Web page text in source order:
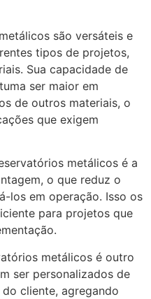
são versáteis e
tipos de projetos,
Sua capacidade de
ser maior em
de outros materiais, o
que exigem
metálicos é a
o que reduz o
los em operação. Isso os
para projetos que
metálicos é outro
ser personalizados de
cliente, agregando